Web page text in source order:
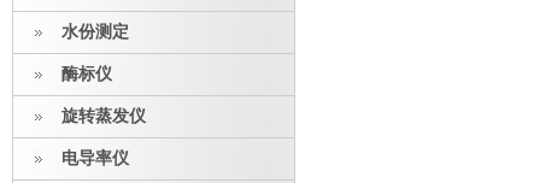
水份测定
酶标仪
旋转蒸发仪
电导率仪